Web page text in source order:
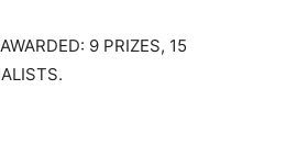
9 PRIZES, 15